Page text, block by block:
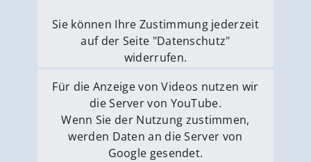
Sie können Ihre Zustimmung jederzeit
auf der Seite "Datenschutz"
widerrufen.
Externe Medien erlauben
Für die Anzeige von Videos nutzen wir
die Server von YouTube.
Wenn Sie der Nutzung zustimmen,
werden Daten an die Server von
Google gesendet.